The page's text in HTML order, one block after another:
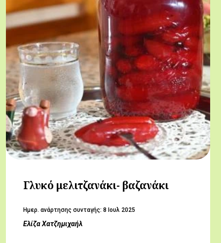
Γλυκό μελιτζανάκι- βαζανάκι
Hμερ. ανάρτησης συνταγής: 8 Ιουλ 2025
Ελίζα Χατζημιχαήλ